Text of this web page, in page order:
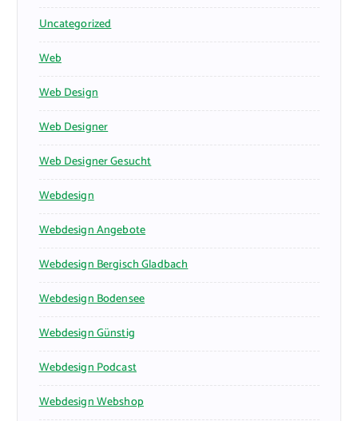
Uncategorized
Web
Web Design
Web Designer
Web Designer Gesucht
Webdesign
Webdesign Angebote
Webdesign Bergisch Gladbach
Webdesign Bodensee
Webdesign Günstig
Webdesign Podcast
Webdesign Webshop